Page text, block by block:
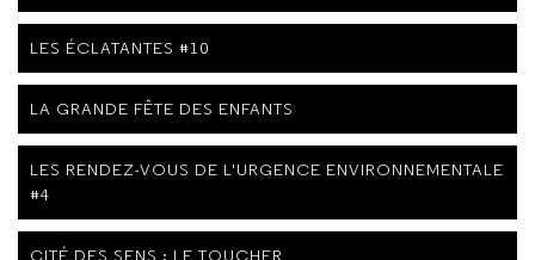
LES ÉCLATANTES #10
LA GRANDE FÊTE DES ENFANTS
LES RENDEZ-VOUS DE L'URGENCE ENVIRONNEMENTALE
#4
CITÉ DES SENS : LE TOUCHER